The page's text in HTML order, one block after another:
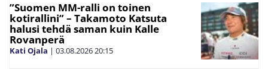
”Suomen MM-ralli on toinen
kotirallini” – Takamoto Katsuta
halusi tehdä saman kuin Kalle
Rovanperä
Kati Ojala | 03.08.202620:15